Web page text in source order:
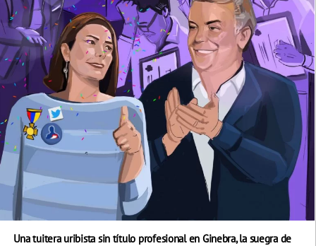
Una tuitera uribista sin título profesional en Ginebra, la suegra de